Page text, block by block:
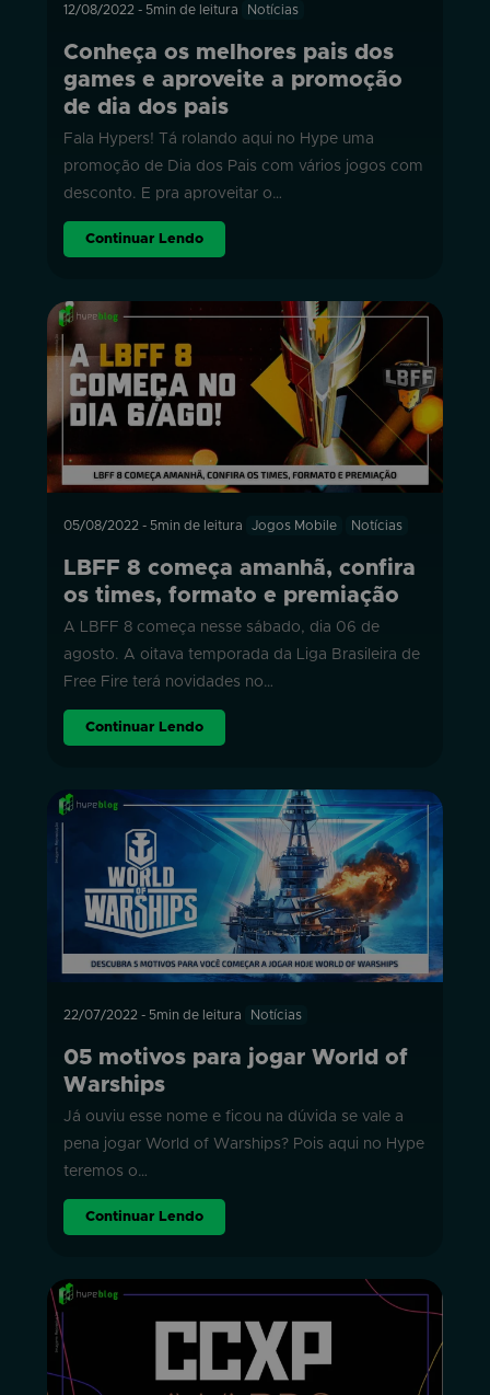
12/08/2022 - 5min de leitura Notícias
Conheça os melhores pais dos
games e aproveite a promoção
de dia dos pais
Fala Hypers! Tá rolando aqui no Hype uma
promoção de Dia dos Pais com vários jogos com
desconto. E pra aproveitar o…
Continuar Lendo
05/08/2022 - 5min de leitura Jogos Mobile Notícias
LBFF 8 começa amanhã, confira
os times, formato e premiação
A LBFF 8 começa nesse sábado, dia 06 de
agosto. A oitava temporada da Liga Brasileira de
Free Fire terá novidades no…
Continuar Lendo
22/07/2022 - 5min de leitura Notícias
05 motivos para jogar World of
Warships
Já ouviu esse nome e ficou na dúvida se vale a
pena jogar World of Warships? Pois aqui no Hype
teremos o…
Continuar Lendo